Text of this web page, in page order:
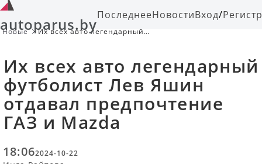
autoparus.byПоследнееНовостиВход/
Новые
Их всех авто легендарный
Их всех авто легендарный
футболист Лев Яшин
отдавал предпочтение
ГАЗ и Mazda
18:062024-10-22